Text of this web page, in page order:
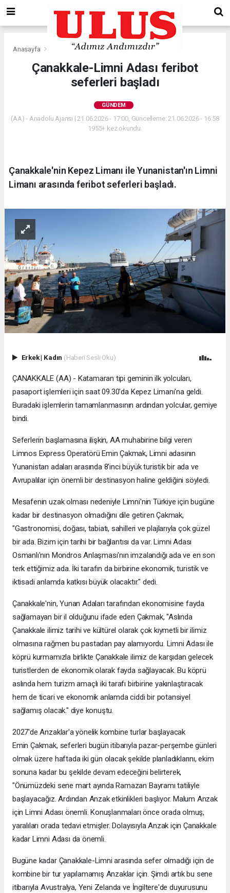
Anasayfa Gündem
Çanakkale-Limni Adası feribot
seferleri başladı
GÜNDEM
(AA) - Anadolu Ajansı | 21.06.2026 - 17:00, Güncelleme: 21.06.2026 - 16:58
1955+ kez okundu.
Çanakkale'nin Kepez Limanı ile Yunanistan'ın Limni
Limanı arasında feribot seferleri başladı.
Erkek| Kadın (Haberi Sesli Oku)
ÇANAKKALE (AA) - Katamaran tipi geminin ilk yolcuları,
pasaport işlemleri için saat 09.30'da Kepez Limanı'na geldi.
Buradaki işlemlerin tamamlanmasının ardından yolcular, gemiye
bindi.
Seferlerin başlamasına ilişkin, AA muhabirine bilgi veren
Limnos Express Operatörü Emin Çakmak, Limni adasının
Yunanistan adaları arasında 8'inci büyük turistik bir ada ve
Avrupalılar için önemli bir destinasyon haline geldiğini söyledi.
Mesafenin uzak olması nedeniyle Limni'nin Türkiye için bugüne
kadar bir destinasyon olmadığını dile getiren Çakmak,
"Gastronomisi, doğası, tabiatı, sahilleri ve plajlarıyla çok güzel
bir ada. Bizim için tarihi bir bağlantısı da var. Limni Adası
Osmanlı'nın Mondros Anlaşması'nın imzalandığı ada ve en son
terk ettiğimiz ada. İki tarafın da birbirine ekonomik, turistik ve
iktisadi anlamda katkısı büyük olacaktır." dedi.
Çanakkale'nin, Yunan Adaları tarafından ekonomisine fayda
sağlamayan bir il olduğunu ifade eden Çakmak, "Aslında
Çanakkale ilimiz tarihi ve kültürel olarak çok kıymetli bir ilimiz
olmasına rağmen bu pastadan pay alamıyordu. Limni Adası ile
köprü kurmamızla birlikte Çanakkale ilimiz de karşıdan gelecek
turistlerden de ekonomik olarak fayda sağlayacak. Bu köprü
aslında hem turizm amaçlı iki tarafı birbirine yakınlaştıracak
hem de ticari ve ekonomik anlamda ciddi bir potansiyel
sağlamış olacak." diye konuştu.
2027'de Anzaklar'a yönelik kombine turlar başlayacak
Emin Çakmak, seferleri bugün itibarıyla pazar-perşembe günleri
olmak üzere haftada iki gün olacak şekilde planladıklarını, ekim
sonuna kadar bu şekilde devam edeceğini belirterek,
"Önümüzdeki sene mart ayında Ramazan Bayramı tatiliyle
başlayacağız. Ardından Anzak etkinlikleri başlıyor. Malum Anzak
için Limni Adası önemli. Konuşlanmaları önce orada olmuş,
yaralıları orada tedavi etmişler. Dolayısıyla Anzak için Çanakkale
kadar Limni Adası da önemli.
Bugüne kadar Çanakkale-Limni arasında sefer olmadığı için de
kombine bir tur yapılamamış Anzaklar için. Şimdi artık bu sene
itibarıyla Avustralya, Yeni Zelanda ve İngiltere'de duyurusunu